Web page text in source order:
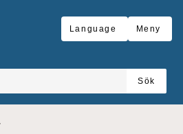
Language Meny
Sök